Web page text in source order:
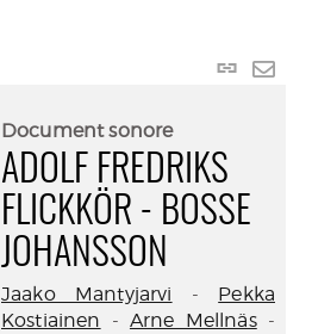
Lien
Document sonore
ADOLF FREDRIKS
FLICKKÖR - BOSSE
JOHANSSON
Jaako Mantyjarvi - Pekka
Kostiainen - Arne Mellnäs-